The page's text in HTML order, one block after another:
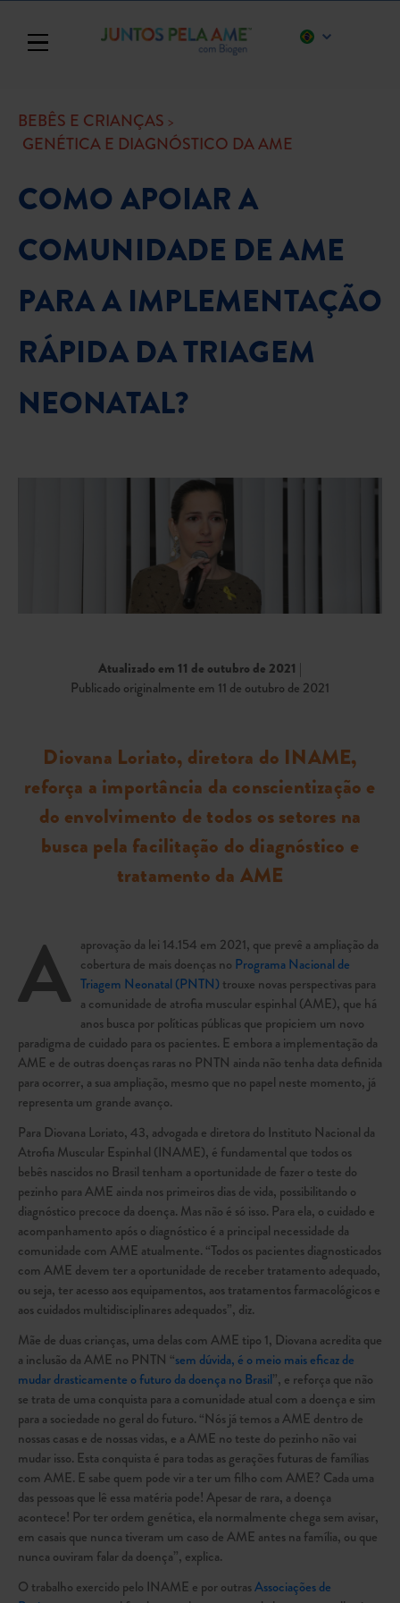
Toggle navigation
BEBÊS E CRIANÇAS
GENÉTICA E DIAGNÓSTICO DA AME
COMO APOIAR A
COMUNIDADE DE AME
PARA A IMPLEMENTAÇÃO
RÁPIDA DA TRIAGEM
NEONATAL?
Atualizado em 11 de outubro de 2021 |
Publicado originalmente em 11 de outubro de 2021
Diovana Loriato, diretora do INAME,
reforça a importância da conscientização e
do envolvimento de todos os setores na
busca pela facilitação do diagnóstico e
tratamento da AME
A aprovação da lei 14.154 em 2021, que prevê a ampliação da
cobertura de mais doenças no Programa Nacional de
Triagem Neonatal (PNTN) trouxe novas perspectivas para
a comunidade de atrofia muscular espinhal (AME), que há
anos busca por políticas públicas que propiciem um novo
paradigma de cuidado para os pacientes. E embora a implementação da
AME e de outras doenças raras no PNTN ainda não tenha data definida
para ocorrer, a sua ampliação, mesmo que no papel neste momento, já
representa um grande avanço.
Para Diovana Loriato, 43, advogada e diretora do Instituto Nacional da
Atrofia Muscular Espinhal (INAME), é fundamental que todos os
bebês nascidos no Brasil tenham a oportunidade de fazer o teste do
pezinho para AME ainda nos primeiros dias de vida, possibilitando o
diagnóstico precoce da doença. Mas não é só isso. Para ela, o cuidado e
acompanhamento após o diagnóstico é a principal necessidade da
comunidade com AME atualmente. “Todos os pacientes diagnosticados
com AME devem ter a oportunidade de receber tratamento adequado,
ou seja, ter acesso aos equipamentos, aos tratamentos farmacológicos e
aos cuidados multidisciplinares adequados”, diz.
Mãe de duas crianças, uma delas com AME tipo 1, Diovana acredita que
a inclusão da AME no PNTN “sem dúvida, é o meio mais eficaz de
mudar drasticamente o futuro da doença no Brasil”, e reforça que não
se trata de uma conquista para a comunidade atual com a doença e sim
para a sociedade no geral do futuro. “Nós já temos a AME dentro de
nossas casas e de nossas vidas, e a AME no teste do pezinho não vai
mudar isso. Esta conquista é para todas as gerações futuras de famílias
com AME. E sabe quem pode vir a ter um filho com AME? Cada uma
das pessoas que lê essa matéria pode! Apesar de rara, a doença
acontece! Por ter ordem genética, ela normalmente chega sem avisar,
em casais que nunca tiveram um caso de AME antes na família, ou que
nunca ouviram falar da doença”, explica.
O trabalho exercido pelo INAME e por outrasAssociações de